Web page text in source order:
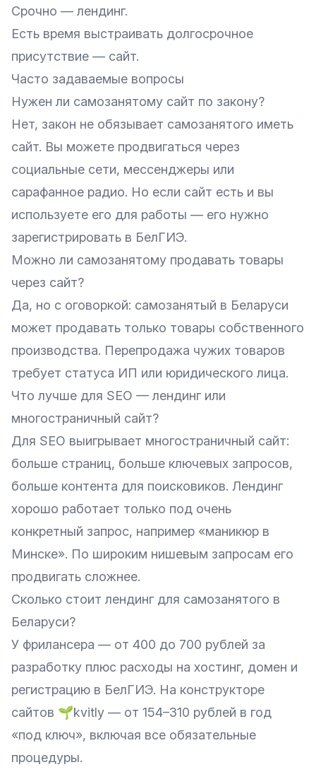
Срочно — лендинг.
Есть время выстраивать долгосрочное
присутствие — сайт.
Часто задаваемые вопросы
Нужен ли самозанятому сайт по закону?
Нет, закон не обязывает самозанятого иметь
сайт. Вы можете продвигаться через
социальные сети, мессенджеры или
сарафанное радио. Но если сайт есть и вы
используете его для работы — его нужно
зарегистрировать в БелГИЭ.
Можно ли самозанятому продавать товары
через сайт?
Да, но с оговоркой: самозанятый в Беларуси
может продавать только товары собственного
производства. Перепродажа чужих товаров
требует статуса ИП или юридического лица.
Что лучше для SEO — лендинг или
многостраничный сайт?
Для SEO выигрывает многостраничный сайт:
больше страниц, больше ключевых запросов,
больше контента для поисковиков. Лендинг
хорошо работает только под очень
конкретный запрос, например «маникюр в
Минске». По широким нишевым запросам его
продвигать сложнее.
Сколько стоит лендинг для самозанятого в
Беларуси?
У фрилансера — от 400 до 700 рублей за
разработку плюс расходы на хостинг, домен и
регистрацию в БелГИЭ. На конструкторе
сайтов 🌱kvitly — от 154–310 рублей в год
«под ключ», включая все обязательные
процедуры.